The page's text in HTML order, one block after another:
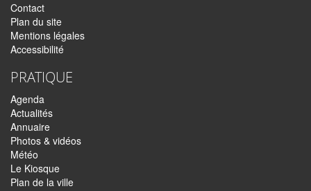
Contact
Plan du site
Mentions légales
Accessibilité
PRATIQUE
Agenda
Actualités
Annuaire
Photos & vidéos
Météo
Le Kiosque
Plan de la ville